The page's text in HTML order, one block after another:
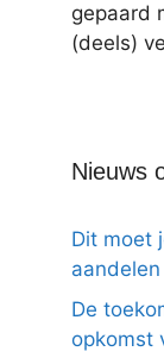
gepaard
(deels)
Nieuws
Dit moet
aandelen
De
opkomst